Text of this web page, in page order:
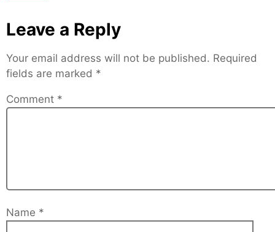
Leave a Reply
Your email address will not be published. Required
fields are marked *
Comment *
Name *